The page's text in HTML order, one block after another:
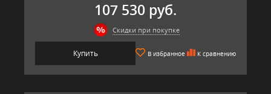
107 530 руб.
Скидки при покупке
Купить В избранное К сравнению